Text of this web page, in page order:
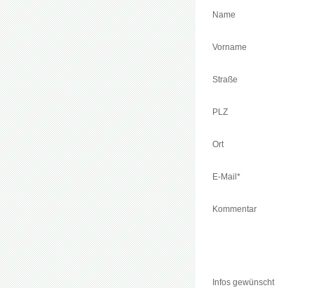
Name
Vorname
Straße
PLZ
Ort
E-Mail *
Kommentar
Infos gewünscht